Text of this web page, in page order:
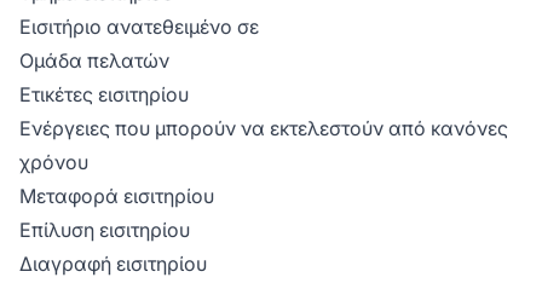
Εισιτήριο ανατεθειμένο σε
Ομάδα πελατών
Ετικέτες εισιτηρίου
Ενέργειες που μπορούν να εκτελεστούν από κανόνες
χρόνου
Μεταφορά εισιτηρίου
Επίλυση εισιτηρίου
Διαγραφή εισιτηρίου